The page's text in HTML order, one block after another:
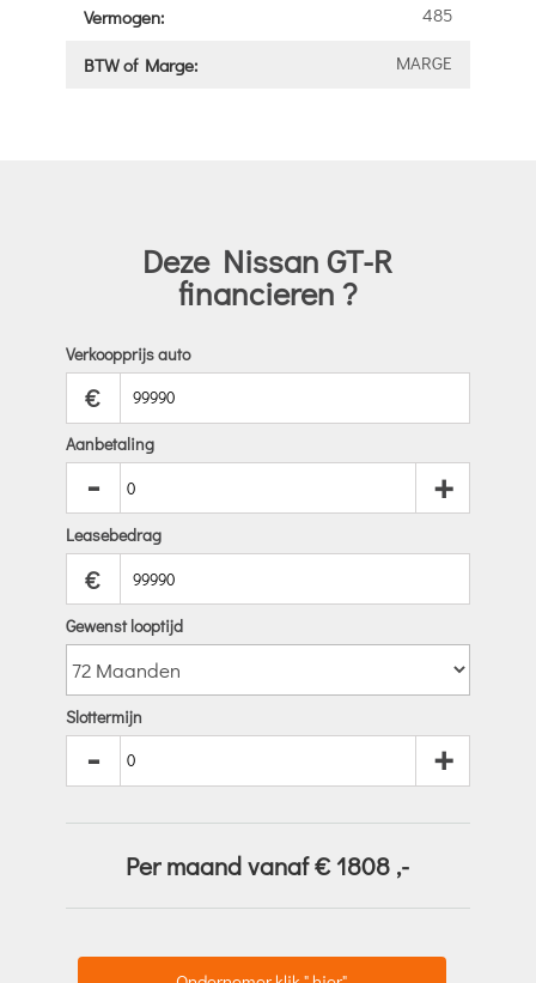
Vermogen: 485
BTW of Marge: MARGE
Deze Nissan GT-R
financieren ?
Verkoopprijs auto
€
Aanbetaling
- +
Leasebedrag
€
Gewenst looptijd
Slottermijn
- +
Per maand vanaf €1808 ,-